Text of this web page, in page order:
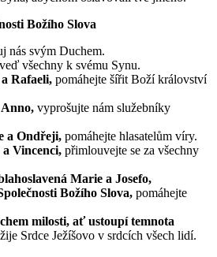
Božího Slova
nás svým Duchem.
všechny k svému Synu.
Rafaeli, pomáhejte šířit Boží království
Anno, vyprošujte nám služebníky
a Ondřeji, pomáhejte hlasatelům víry.
Vincenci, přimlouvejte se za všechny
Marie a Josefo,
Božího Slova, pomáhejte
milosti, ať ustoupí temnota
Srdce Ježíšovo v srdcích všech lidí.